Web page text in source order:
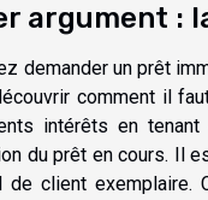
argument :
demander un prêt
comment il
intérêts en
du prêt en cours. Il
de client exemplaire.